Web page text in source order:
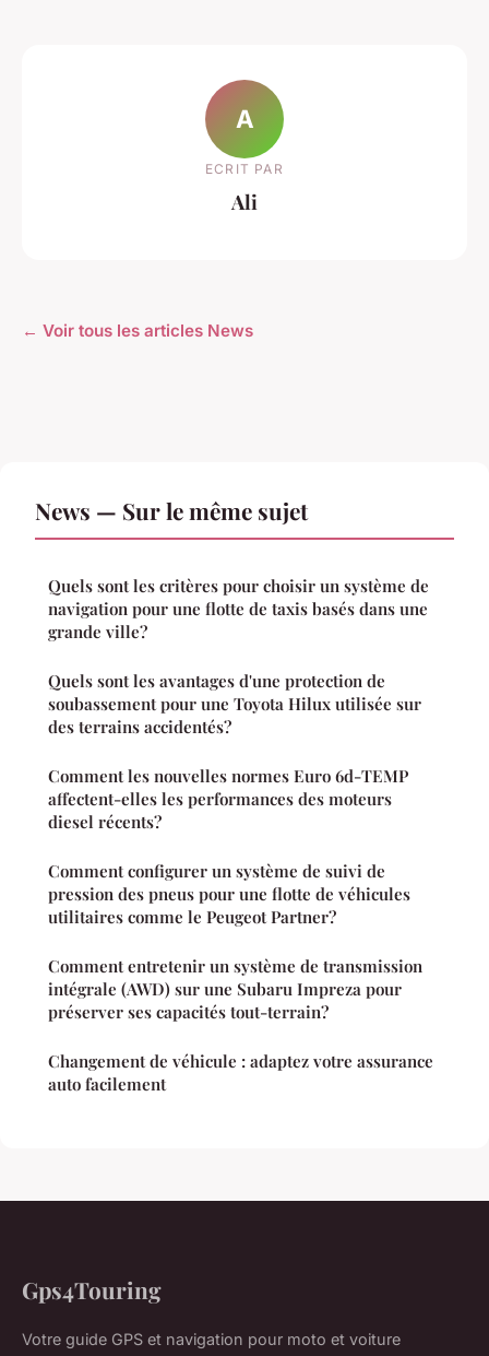
A
ECRIT PAR
Ali
← Voir tous les articles News
News — Sur le même sujet
Quels sont les critères pour choisir un système de
navigation pour une flotte de taxis basés dans une
grande ville?
Quels sont les avantages d'une protection de
soubassement pour une Toyota Hilux utilisée sur
des terrains accidentés?
Comment les nouvelles normes Euro 6d-TEMP
affectent-elles les performances des moteurs
diesel récents?
Comment configurer un système de suivi de
pression des pneus pour une flotte de véhicules
utilitaires comme le Peugeot Partner?
Comment entretenir un système de transmission
intégrale (AWD) sur une Subaru Impreza pour
préserver ses capacités tout-terrain?
Changement de véhicule : adaptez votre assurance
auto facilement
Gps4Touring
Votre guide GPS et navigation pour moto et voiture